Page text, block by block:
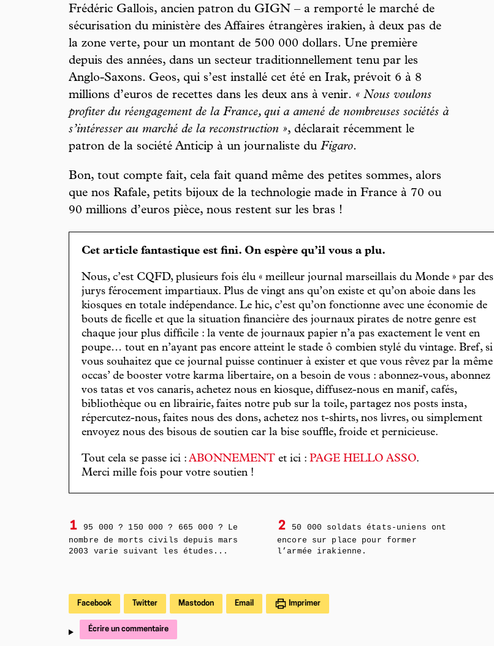
Frédéric Gallois, ancien patron du GIGN – a remporté le marché de
sécurisation du ministère des Affaires étrangères irakien, à deux pas de
la zone verte, pour un montant de 500 000 dollars. Une première
depuis des années, dans un secteur traditionnellement tenu par les
Anglo-Saxons. Geos, qui s’est installé cet été en Irak, prévoit 6 à 8
millions d’euros de recettes dans les deux ans à venir. « Nous voulons
profiter du réengagement de la France, qui a amené de nombreuses sociétés à
s’intéresser au marché de la reconstruction », déclarait récemment le
patron de la société Anticip à un journaliste du Figaro.
Bon, tout compte fait, cela fait quand même des petites sommes, alors
que nos Rafale, petits bijoux de la technologie made in France à 70 ou
90 millions d’euros pièce, nous restent sur les bras !
Cet article fantastique est fini. On espère qu’il vous a plu.
Nous, c’est CQFD, plusieurs fois élu « meilleur journal marseillais du Monde » par des
jurys férocement impartiaux. Plus de vingt ans qu’on existe et qu’on aboie dans les
kiosques en totale indépendance. Le hic, c’est qu’on fonctionne avec une économie de
bouts de ficelle et que la situation financière des journaux pirates de notre genre est
chaque jour plus difficile : la vente de journaux papier n’a pas exactement le vent en
poupe… tout en n’ayant pas encore atteint le stade ô combien stylé du vintage. Bref, si
vous souhaitez que ce journal puisse continuer à exister et que vous rêvez par la même
occas’ de booster votre karma libertaire, on a besoin de vous : abonnez-vous, abonnez
vos tatas et vos canaris, achetez nous en kiosque, diffusez-nous en manif, cafés,
bibliothèque ou en librairie, faites notre pub sur la toile, partagez nos posts insta,
répercutez-nous, faites nous des dons, achetez nos t-shirts, nos livres, ou simplement
envoyez nous des bisous de soutien car la bise souffle, froide et pernicieuse.
Tout cela se passe ici : ABONNEMENT et ici : PAGE HELLO ASSO.
Merci mille fois pour votre soutien !
1
95 000 ? 150 000 ? 665 000 ? Le
nombre de morts civils depuis mars
2003 varie suivant les études...
2
50 000 soldats états-uniens ont
encore sur place pour former
l’armée irakienne.
Facebook Twitter Mastodon Email Imprimer
Écrire un commentaire